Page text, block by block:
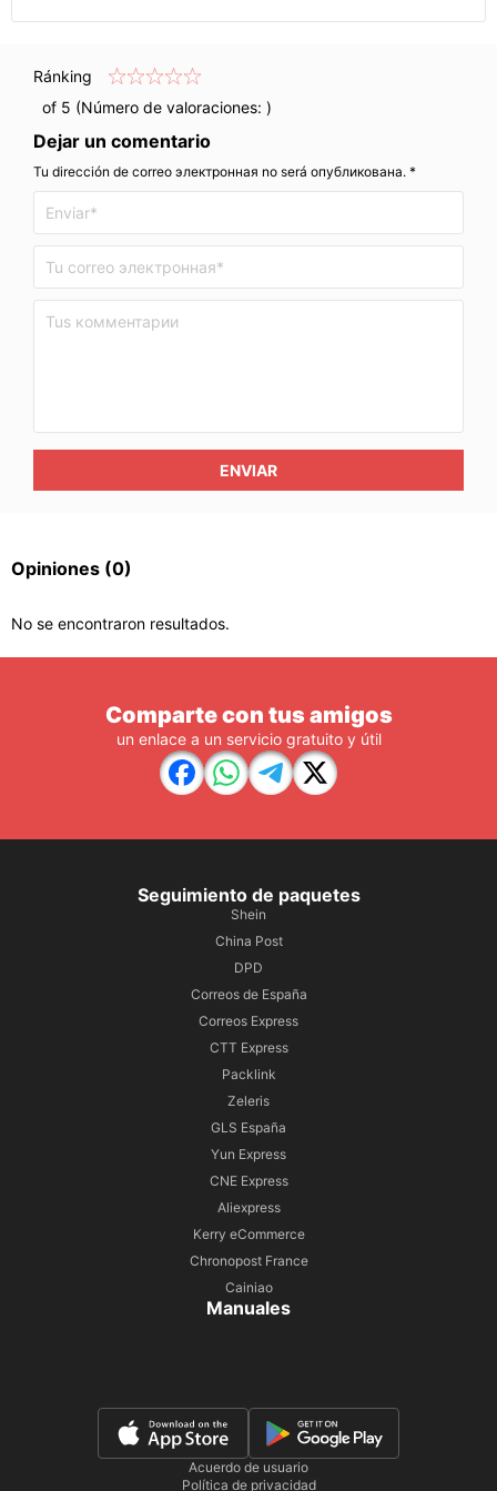
Ránking
of 5 (Número de valoraciones: )
Dejar un comentario
Tu dirección de correo электронная no será опубликована. *
ENVIAR
Opiniones (0)
No se encontraron resultados.
Comparte con tus amigos
un enlace a un servicio gratuito y útil
Seguimiento de paquetes
Shein
China Post
DPD
Correos de España
Correos Express
CTT Express
Packlink
Zeleris
GLS España
Yun Express
CNE Express
Aliexpress
Kerry eCommerce
Chronopost France
Cainiao
Manuales
Acuerdo de usuario
Política de privacidad